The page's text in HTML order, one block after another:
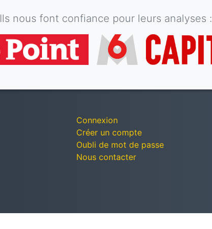
Ils nous font confiance pour leurs analyses :
Connexion
Créer un compte
Oubli de mot de passe
Nous contacter